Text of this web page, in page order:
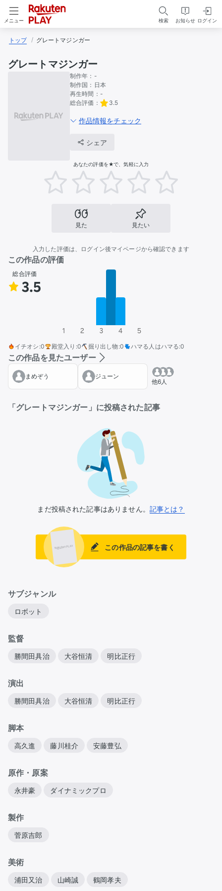
メニュー 検索 お知らせ ログイン
トップ グレートマジンガー
グレートマジンガー
制作年： -
制作国： 日本
再生時間： -
総合評価：
3.5
作品情報をチェック
シェア
あなたの評価を★で、気軽に入力
見た 見たい
入力した評価は、ログイン後マイページから確認できます
この作品の評価
総合評価
3.5
1 2 3 4 5
イチオシ :0 殿堂入り :0 掘り出し物 :0 ハマる人はハマる:0
この作品を見たユーザー
まめぞう ジューン
他6人
「グレートマジンガー」に投稿された記事
まだ投稿された記事はありません。 記事とは？
この作品の記事を書く
サブジャンル
ロボット
監督
勝間田具治 大谷恒清 明比正行
演出
勝間田具治 大谷恒清 明比正行
脚本
高久進 藤川桂介 安藤豊弘
原作・原案
永井豪 ダイナミックプロ
製作
菅原吉郎
美術
浦田又治 山崎誠 鶴岡孝夫